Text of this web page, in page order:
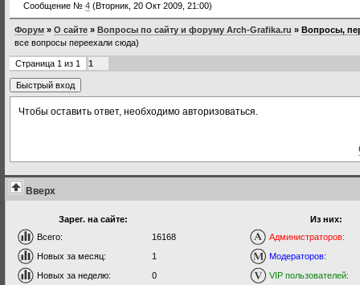
Сообщение № 4 (Вторник, 20 Окт 2009, 21:00)
Форум » О сайте » Вопросы по сайту и форуму Arch-Grafika.ru » Вопросы,
все вопросы переехали сюда)
Страница 1 из 1 1
Чтобы оставить ответ, необходимо авторизоваться.
Вверх
Зарег. на сайте:
Всего:
16168
Новых за месяц:
1
Новых за неделю:
0
Из них:
Администраторов:
Модераторов:
VIP пользователей: